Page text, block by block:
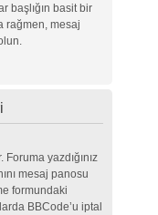
başlığın basit bir
rağmen, mesaj
yazdığınız
mesaj panosu
formundaki
BBCode’u iptal